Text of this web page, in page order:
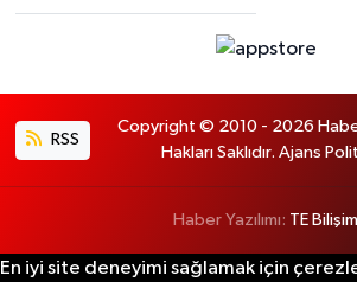
RSS
Copyright © 2010 - 2026
Hakları Saklıdır. Ajans
Haber Yazılımı: TE Bilişim
En iyi site deneyimi sağlamak için